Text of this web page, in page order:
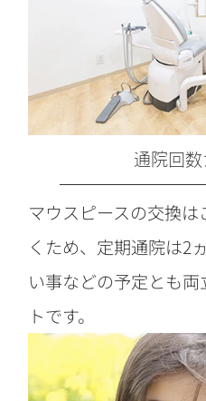
通院回
マウスピースの交換
くため、定期通院は2
い事などの予定とも
トです。